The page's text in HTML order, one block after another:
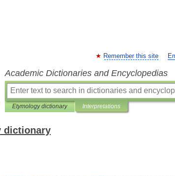
Remember this site
Academic Dictionaries and Encyclopedias
Etymology dictionary Interpretations
dictionary